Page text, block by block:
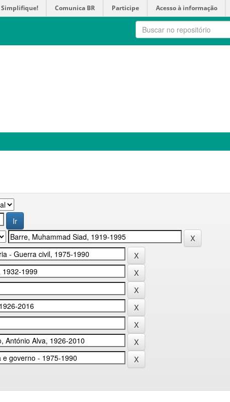
Simplifique! Comunica BR Participe Acesso à informação